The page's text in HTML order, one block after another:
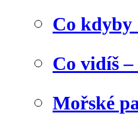
Co
Co vidíš
Mořské